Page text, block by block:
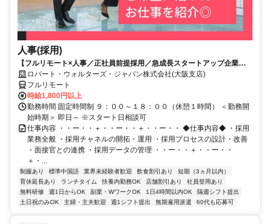
人事(採用)
【フルリモート×人事／正社員前提採用／急成長スタートアップ企業／
英語】Robert Walters
ロバート・ウォルターズ・ジャパン株式会社(大阪支店)
フルリモート
時給1,800円以上
勤務時間 固定時間制 ９：００～１８：００（休憩１時間） ＜勤務開
始時期＞ 即日～ ※スタート日相談可
仕事内容 ・・ー・・＋・・ー・・＋・・ー・・ ◆仕事内容◆ ・採用
業務全般 ・採用チャネルの開拓・運用 ・採用プロセスの設計・改善
・面接官との連携 ・採用データの管理 ・・ー・・＋・・ー・・
＋・...
制服あり 標準中国語 業界未経験者歓迎 飲食割引あり
短期（3ヵ月以内）
育休延長あり
ランチタイム 扶養内勤務OK 店舗割引あり
社員登用あり
無料研修
週1日からOK 副業・WワークOK 1日4時間以内OK
隔週シフト提出
土日祝のみOK
主婦・主夫歓迎 週1シフト提出 無期雇用派遣 60代も応募可